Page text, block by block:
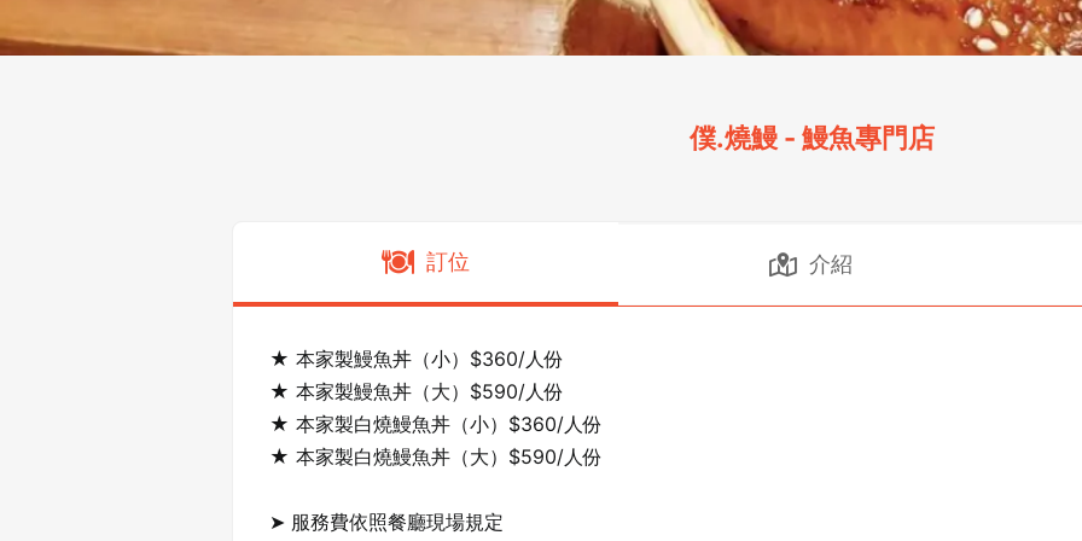
僕.燒鰻 - 鰻魚專門店
訂位 介紹
★ 本家製鰻魚丼（小）$360/人份
★ 本家製鰻魚丼（大）$590/人份
★ 本家製白燒鰻魚丼（小）$360/人份
★ 本家製白燒鰻魚丼（大）$590/人份
➤ 服務費依照餐廳現場規定